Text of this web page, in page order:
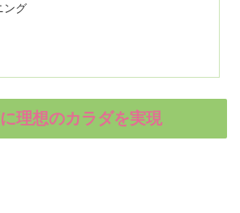
ング
理想のカラダを実現